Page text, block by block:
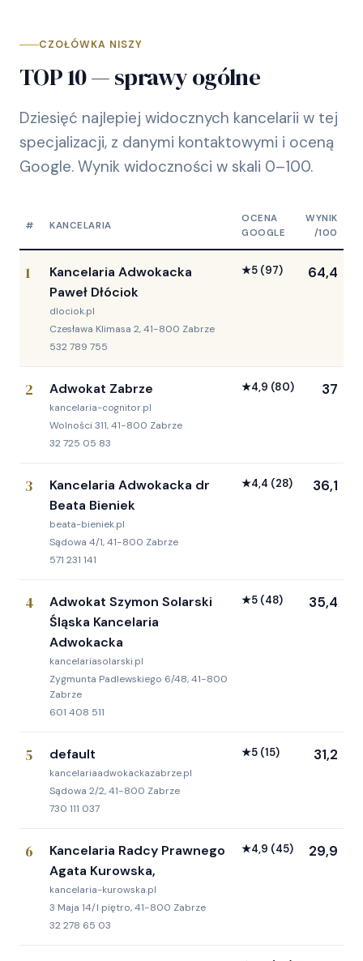
CZOŁÓWKA NISZY
TOP 10 — sprawy ogólne
Dziesięć najlepiej widocznych kancelarii w tej
specjalizacji, z danymi kontaktowymi i oceną
Google. Wynik widoczności w skali 0–100.
# KANCELARIA
OCENA
GOOGLE
WYNIK
/100
1
Kancelaria Adwokacka
Paweł Dłóciok
dlociok.pl
Czesława Klimasa 2, 41-800 Zabrze
532 789 755
★5 (97) 64,4
2 Adwokat Zabrze
kancelaria-cognitor.pl
Wolności 311, 41-800 Zabrze
32 725 05 83
★4,9 (80) 37
3
Kancelaria Adwokacka dr
Beata Bieniek
beata-bieniek.pl
Sądowa 4/1, 41-800 Zabrze
571 231 141
★4,4 (28) 36,1
4
Adwokat Szymon Solarski
Śląska Kancelaria
Adwokacka
kancelariasolarski.pl
Zygmunta Padlewskiego 6/48, 41-800
Zabrze
601 408 511
★5 (48) 35,4
5 default
kancelariaadwokackazabrze.pl
Sądowa 2/2, 41-800 Zabrze
730 111 037
★5 (15) 31,2
6
Kancelaria Radcy Prawnego
Agata Kurowska,
kancelaria-kurowska.pl
3 Maja 14/I piętro, 41-800 Zabrze
32 278 65 03
★4,9 (45) 29,9